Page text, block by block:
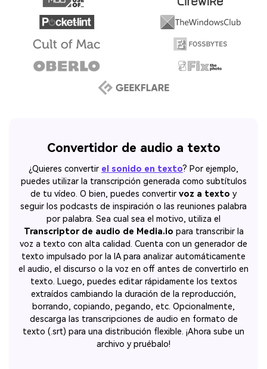
Convertidor de audio a texto
¿Quieres convertir el sonido en texto? Por ejemplo,
puedes utilizar la transcripción generada como subtítulos
de tu vídeo. O bien, puedes convertir voz a texto y
seguir los podcasts de inspiración o las reuniones palabra
por palabra. Sea cual sea el motivo, utiliza el
Transcriptor de audio de Media.io para transcribir la
voz a texto con alta calidad. Cuenta con un generador de
texto impulsado por la IA para analizar automáticamente
el audio, el discurso o la voz en off antes de convertirlo en
texto. Luego, puedes editar rápidamente los textos
extraídos cambiando la duración de la reproducción,
borrando, copiando, pegando, etc. Opcionalmente,
descarga las transcripciones de audio en formato de
texto (.srt) para una distribución flexible. ¡Ahora sube un
archivo y pruébalo!